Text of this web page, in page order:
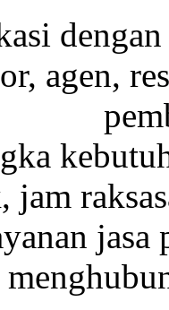
dengan
agen,
jam